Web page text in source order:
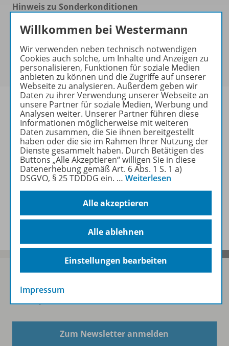
Hinweis zu Sonderkonditionen
keine Sonderkonditionen gewährt werden.
Sie haben ein passendes
Spar-Paket
Um den für Sie gültigen Preis zu sehen,melden Sie
sich bitte an.
Informationen
Weitere Inhalte der Ausgabe
Spar-Pakete
Zum Newsletter anmelden
Willkommen bei Westermann
Wir verwenden neben technisch notwendigen
Cookies auch solche, um Inhalte und Anzeigen zu
personalisieren, Funktionen für soziale Medien
anbieten zu können und die Zugriffe auf unserer
Webseite zu analysieren. Außerdem geben wir
Daten zu ihrer Verwendung unserer Webseite an
unsere Partner für soziale Medien, Werbung und
Analysen weiter. Unserer Partner führen diese
Informationen möglicherweise mit weiteren
Daten zusammen, die Sie ihnen bereitgestellt
haben oder die sie im Rahmen Ihrer Nutzung der
Dienste gesammelt haben. Durch Betätigen des
Buttons „Alle Akzeptieren“ willigen Sie in diese
Datenerhebung gemäß Art. 6 Abs. 1 S. 1 a)
DSGVO, § 25 TDDDG ein. … Weiterlesen
Alle akzeptieren
Alle ablehnen
Einstellungen bearbeiten
Impressum